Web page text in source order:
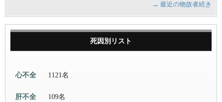
→ 最近の物故者続き
死因別リスト
心不全 1121名
肝不全 109名